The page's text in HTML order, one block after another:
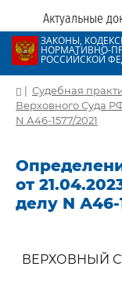
Актуальные
ЗАКОНЫ,
НОРМАТИВНО-
РОССИЙСКОЙ
| Судебная
Верховного Суда
N А46-1577/2021
от
делу N А46-
ВЕРХОВНЫЙ